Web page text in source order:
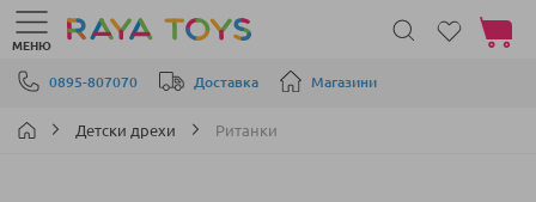
Прескачане към съдържанието
0895-807070 Доставка Магазини
МЕНЮ
Моята
Детски дрехи Ританки